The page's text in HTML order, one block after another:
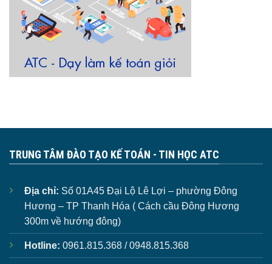
TRUNG TÂM ĐÀO TẠO KẾ TOÁN - TIN HỌC ATC
Địa chỉ: Số 01A45 Đại Lộ Lê Lợi – phường Đông
Hương – TP Thanh Hóa ( Cách cầu Đông Hương
300m về hướng đông)
Hotline: 0961.815.368 / 0948.815.368